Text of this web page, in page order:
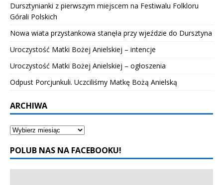
Dursztynianki z pierwszym miejscem na Festiwalu Folkloru
Górali Polskich
Nowa wiata przystankowa stanęła przy wjeździe do Dursztyna
Uroczystość Matki Bożej Anielskiej – intencje
Uroczystość Matki Bożej Anielskiej – ogłoszenia
Odpust Porcjunkuli. Uczciliśmy Matkę Bożą Anielską
ARCHIWA
POLUB NAS NA FACEBOOKU!